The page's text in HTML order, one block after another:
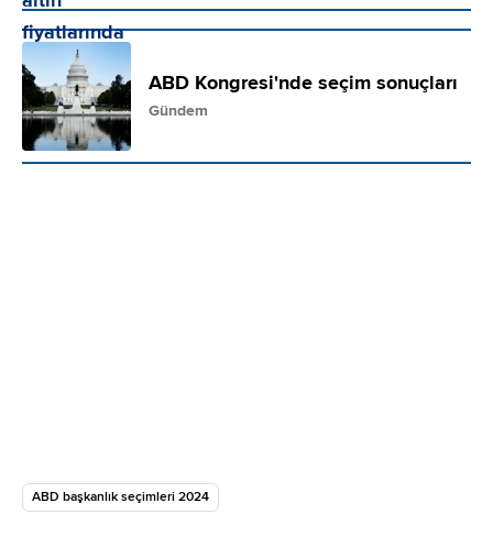
ABD Kongresi'nde seçim sonuçları
Gündem
ABD başkanlık seçimleri 2024